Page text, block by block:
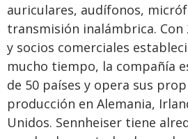
auriculares, audífonos,
transmisión inalámbrica. Con
y socios comerciales
mucho tiempo, la compañía
de 50 países y opera sus
producción en Alemania,
Unidos. Sennheiser tiene